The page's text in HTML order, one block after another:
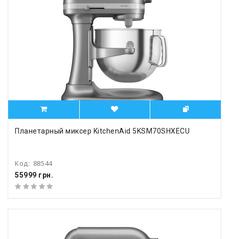
Планетарный миксер KitchenAid 5KSM70SHXECU
Код: 88544
55999 грн.